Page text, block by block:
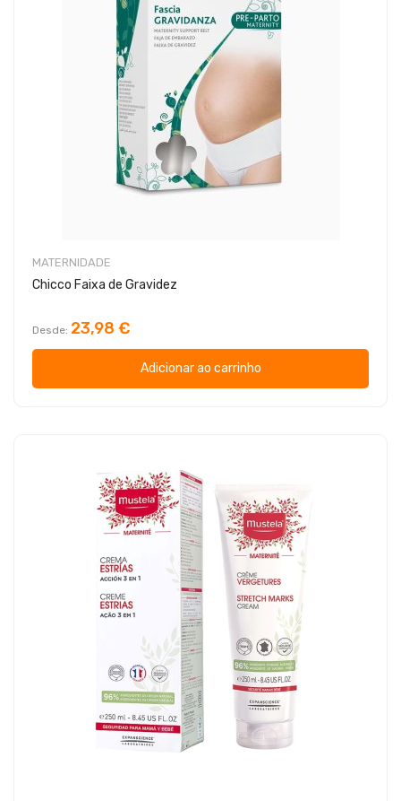
MATERNIDADE
Chicco Faixa de Gravidez
Desde 23,98 €
Adicionar ao carrinho